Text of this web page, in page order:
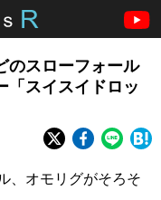
のスローフォール
「スイスイドロッ
、オモリグがそろそ